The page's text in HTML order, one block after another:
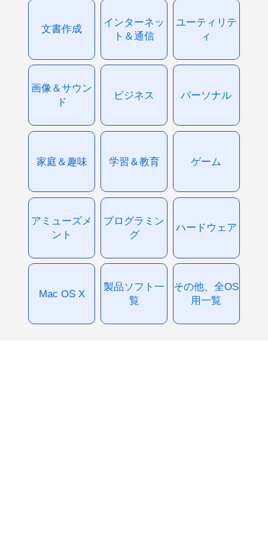
文書作成
インターネッ
ト＆通信
ユーティリテ
ィ
画像＆サウン
ド
ビジネス パーソナル
家庭＆趣味 学習＆教育 ゲーム
アミューズメ
ント
プログラミン
グ
ハードウェア
Mac OS X
製品ソフト一
覧
その他、全OS
用一覧